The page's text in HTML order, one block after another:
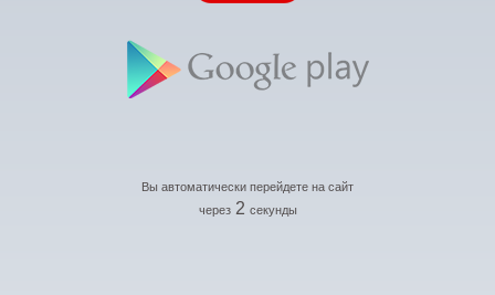
Вы автоматически перейдете на сайт
через 2 секунды